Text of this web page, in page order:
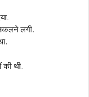
लगी.
की थी.